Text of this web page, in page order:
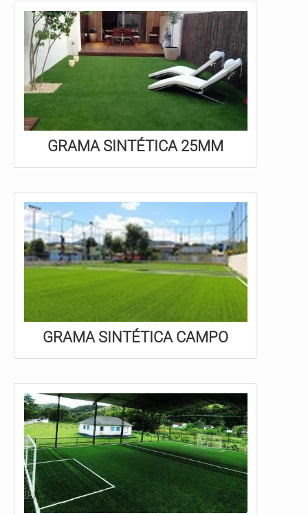
GRAMA SINTÉTICA 25MM
GRAMA SINTÉTICA CAMPO